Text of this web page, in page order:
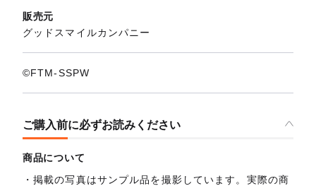
販売元
グッドスマイルカンパニー
©FTM-SSPW
ご購入前に必ずお読みください
商品について
掲載の写真はサンプル品を撮影しています。実際の商